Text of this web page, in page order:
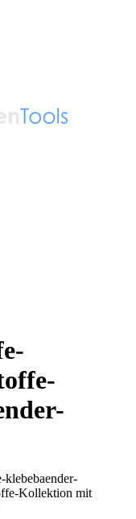
klebebaender-
Kollektion mit